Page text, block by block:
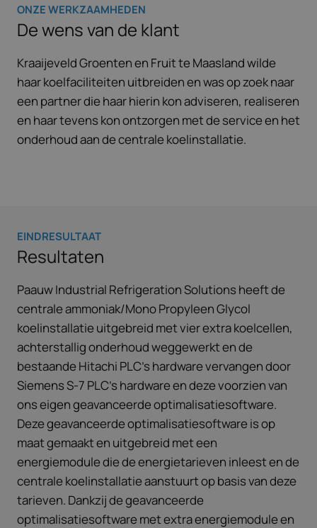
ONZE WERKZAAMHEDEN
De wens van de klant
Kraaijeveld Groenten en Fruit te Maasland wilde
haar koelfaciliteiten uitbreiden en was op zoek naar
een partner die haar hierin kon adviseren, realiseren
en haar tevens kon ontzorgen met de service en het
onderhoud aan de centrale koelinstallatie.
EINDRESULTAAT
Resultaten
Paauw Industrial Refrigeration Solutions heeft de
centrale ammoniak/Mono Propyleen Glycol
koelinstallatie uitgebreid met vier extra koelcellen,
achterstallig onderhoud weggewerkt en de
bestaande Hitachi PLC’s hardware vervangen door
Siemens S-7 PLC’s hardware en deze voorzien van
ons eigen geavanceerde optimalisatiesoftware.
Deze geavanceerde optimalisatiesoftware is op
maat gemaakt en uitgebreid met een
energiemodule die de energietarieven inleest en de
centrale koelinstallatie aanstuurt op basis van deze
tarieven. Dankzij de geavanceerde
optimalisatiesoftware met extra energiemodule en